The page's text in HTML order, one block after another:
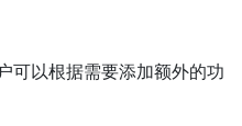
可以根据需要添加额外的功